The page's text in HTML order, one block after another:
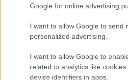
Google for online advertising
I want to allow Google to send
personalized advertising.
I want to allow Google to
related to analytics like
device identifiers in apps.